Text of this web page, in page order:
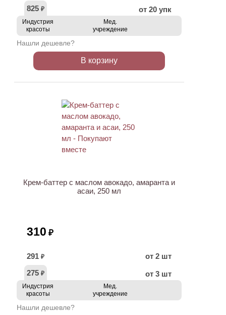
825 ₽ от 20 упк
Индустрия
красоты
Мед.
учреждение
Нашли дешевле?
В корзину
Крем-баттер с маслом авокадо, амаранта и
асаи, 250 мл
310 ₽
291 ₽
от 2 шт
275 ₽ от 3 шт
Индустрия
красоты
Мед.
учреждение
Нашли дешевле?